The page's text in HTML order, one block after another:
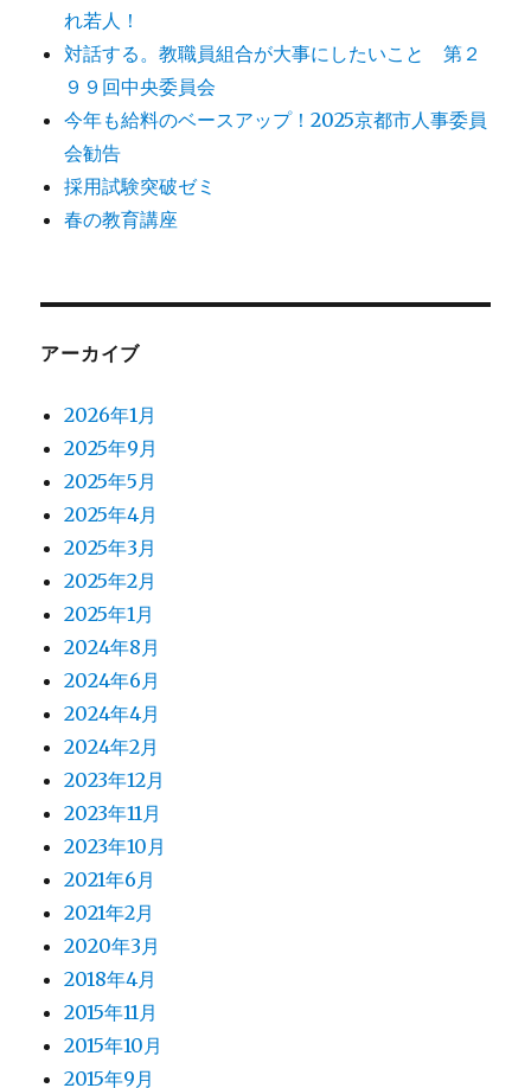
れ若人！
対話する。教職員組合が大事にしたいこと 第２
９９回中央委員会
今年も給料のベースアップ！2025京都市人事委員
会勧告
採用試験突破ゼミ
春の教育講座
アーカイブ
2026年1月
2025年9月
2025年5月
2025年4月
2025年3月
2025年2月
2025年1月
2024年8月
2024年6月
2024年4月
2024年2月
2023年12月
2023年11月
2023年10月
2021年6月
2021年2月
2020年3月
2018年4月
2015年11月
2015年10月
2015年9月